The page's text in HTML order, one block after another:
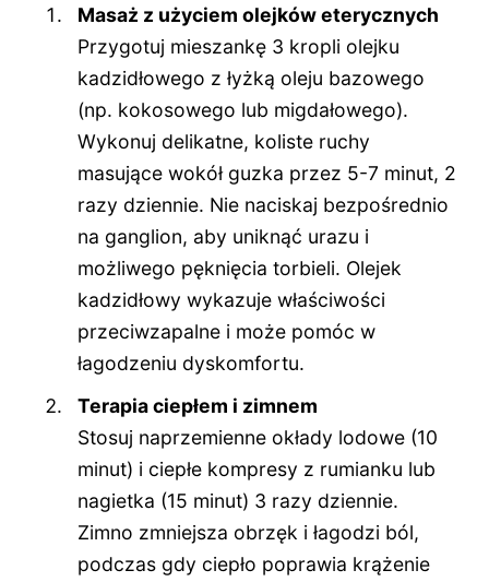
Masaż z użyciem olejków eterycznych
Przygotuj mieszankę 3 kropli olejku
kadzidłowego z łyżką oleju bazowego
(np. kokosowego lub migdałowego).
Wykonuj delikatne, koliste ruchy
masujące wokół guzka przez 5-7 minut, 2
razy dziennie. Nie naciskaj bezpośrednio
na ganglion, aby uniknąć urazu i
możliwego pęknięcia torbieli. Olejek
kadzidłowy wykazuje właściwości
przeciwzapalne i może pomóc w
łagodzeniu dyskomfortu.
Terapia ciepłem i zimnem
Stosuj naprzemienne okłady lodowe (10
minut) i ciepłe kompresy z rumianku lub
nagietka (15 minut) 3 razy dziennie.
Zimno zmniejsza obrzęk i łagodzi ból,
podczas gdy ciepło poprawia krążenie